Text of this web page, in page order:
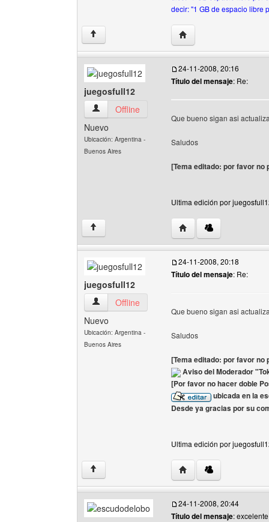
decir: "1 GB de espacio libre
↑ Visitar sitio web del
juegosfull12
juegosfull12 Ver perfil del usuario
Offline
Nuevo
Ubicación: Argentina -
Buenos Aires
24-11-2008, 20:16
Título del mensaje: Re:
Que bueno sigan asi
Saludos
[Tema editado: por favor
Ultima edición por
↑ Visitar sitio web del
juegosfull12
juegosfull12 Ver perfil del usuario
Offline
Nuevo
Ubicación: Argentina -
Buenos Aires
24-11-2008, 20:18
Título del mensaje: Re:
Que bueno sigan asi
Saludos
[Tema editado: por favor
Aviso del Moderador
[Por favor no hacer doble
ubicada en la
Desde ya gracias por su
Ultima edición por
↑ Visitar sitio web del
24-11-2008, 20:44
Título del mensaje: excelente